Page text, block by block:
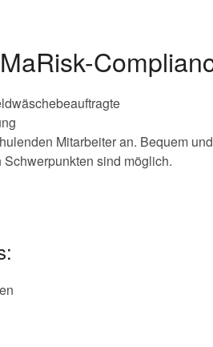
Mitarbeiter an. Bequem
sind möglich.